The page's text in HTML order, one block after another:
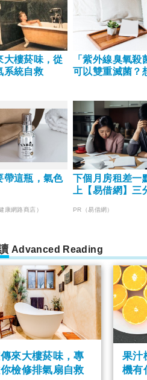
大樓菸味，從
系統自救
「紫外線臭氧殺
可以雙重滅菌？
帶這瓶，氣色
康網路商店）
下個月房租差一
上【易借網】三
PR（易借網）
Advanced Reading
來大樓菸味，專
檢修排氣扇自救
果汁
機有